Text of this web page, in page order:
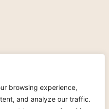
browsing experience,
and analyze our traffic.